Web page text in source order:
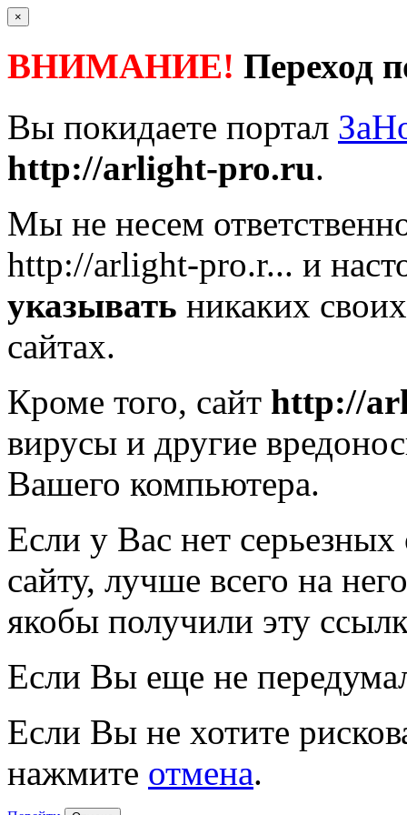
×
ВНИМАНИЕ! Переход
Вы покидаете портал
http://arlight-pro.ru.
Мы не несем
http://arlight-pro.r... и
указывать никаких
сайтах.
Кроме того, сайт http://
вирусы и другие
Вашего компьютера.
Если у Вас нет
сайту, лучше всего на
якобы получили эту
Если Вы еще не
Если Вы не хотите
нажмите отмена.